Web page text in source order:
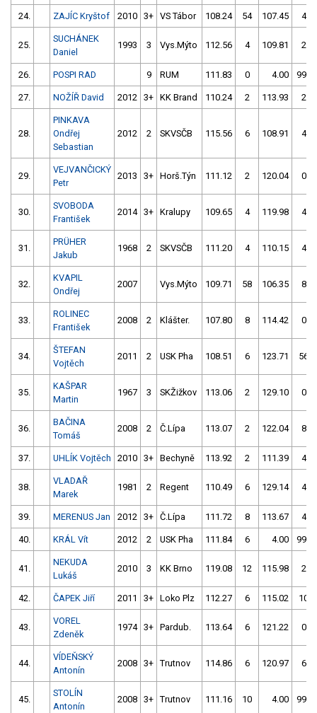
24. ZAJÍC Kryštof 2010 3+ VS Tábor 108.24 54 107.45 4
25.
SUCHÁNEK
Daniel
1993 3 Vys.Mýto 112.56 4 109.81 2
26. POSPI RAD 9 RUM 111.83 0 4.00 999
27. NOŽÍŘ David 2012 3+ KK Brand 110.24 2 113.93 2
28.
PINKAVA
Ondřej
Sebastian
2012 2 SKVSČB 115.56 6 108.91 4
29.
VEJVANČICKÝ
Petr
2013 3+ Horš.Týn 111.12 2 120.04 0
30.
SVOBODA
František
2014 3+ Kralupy 109.65 4 119.98 4
31.
PRÜHER
Jakub
1968 2 SKVSČB 111.20 4 110.15 4
32.
KVAPIL
Ondřej
2007 Vys.Mýto 109.71 58 106.35 8
33.
ROLINEC
František
2008 2 Klášter. 107.80 8 114.42 0
34.
ŠTEFAN
Vojtěch
2011 2 USK Pha 108.51 6 123.71 56
35.
KAŠPAR
Martin
1967 3 SKŽižkov 113.06 2 129.10 0
36.
BAČINA
Tomáš
2008 2 Č.Lípa 113.07 2 122.04 8
37. UHLÍK Vojtěch 2010 3+ Bechyně 113.92 2 111.39 4
38.
VLADAŘ
Marek
1981 2 Regent 110.49 6 129.14 4
39. MERENUS Jan 2012 3+ Č.Lípa 111.72 8 113.67 4
40. KRÁL Vít 2012 2 USK Pha 111.84 6 4.00 999
41.
NEKUDA
Lukáš
2010 3 KK Brno 119.08 12 115.98 2
42. ČAPEK Jiří 2011 3+ Loko Plz 112.27 6 115.02 10
43.
VOREL
Zdeněk
1974 3+ Pardub. 113.64 6 121.22 0
44.
VÍDEŇSKÝ
Antonín
2008 3+ Trutnov 114.86 6 120.97 6
45.
STOLÍN
Antonín
2008 3+ Trutnov 111.16 10 4.00 999